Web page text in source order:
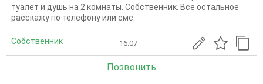
туалет и душь на 2 комнаты. Собственник. Все остальное
расскажу по телефону или смс.
Собственник 16.07
Позвонить